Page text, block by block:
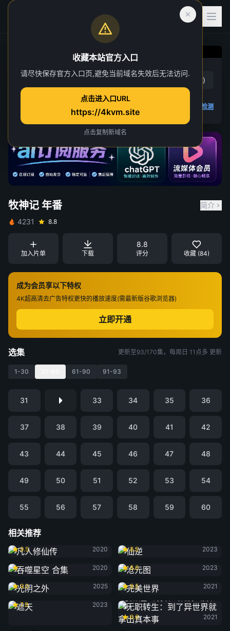
牧神记 年番
第 32 集
赞( 13 ) 踩 12)
播放检测
牧神记 年番
简介
4231
8.8
加入片单 下载
8.8
评分 收藏 (84)
成为会员享以下特权
4K超高清去广告特权更快的播放速度(需最新版谷歌浏览器)
立即开通
选集 更新至93/170集，每周日 11点多 更新
1-30 61-90 91-93
31 33 34 35 36
37 38 39 40 41 42
43 44 45 46 47 48
49 50 51 52 53 54
55 56 57 58 59 60
相关推荐
凡人修仙传
9.5
2020
8.5
2023
吞噬星空 合集
2020
沧元图
8.6
2023
光阴之外
9.0
2025
完美世界
8.5
2021
遮天
7.9
2023
事
6.6
2021
剑来 第二季
收藏本站官方入口
请尽快保存官方入口页,避免当前域名失效后无法访问.
点击进入口URL
https://4kvm.site
点击复制新域名